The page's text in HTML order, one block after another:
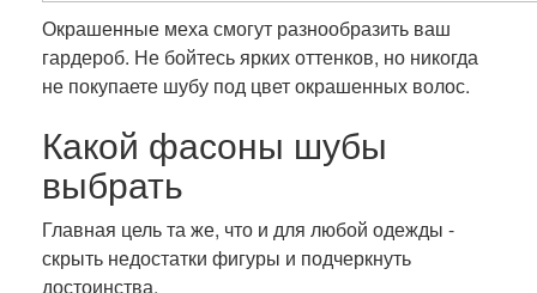
Окрашенные меха смогут разнообразить ваш
гардероб. Не бойтесь ярких оттенков, но никогда
не покупаете шубу под цвет окрашенных волос.
Какой фасоны шубы
выбрать
Главная цель та же, что и для любой одежды -
скрыть недостатки фигуры и подчеркнуть
достоинства.